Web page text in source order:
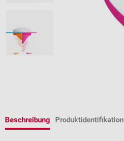
Beschreibung Produktidentifikation